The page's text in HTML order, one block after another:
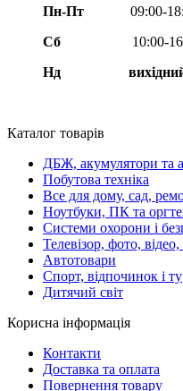
Пн-Пт
09:00-
Сб
10:00-
Нд
Каталог товарів
ДБЖ, акумулятори та
Побутова техніка
Все для дому, сад,
Ноутбуки, ПК та
Системи охорони і
Телевізор, фото, відео,
Автотовари
Спорт, відпочинок і
Дитячий світ
Корисна інформація
Контакти
Доставка та оплата
Повернення товару